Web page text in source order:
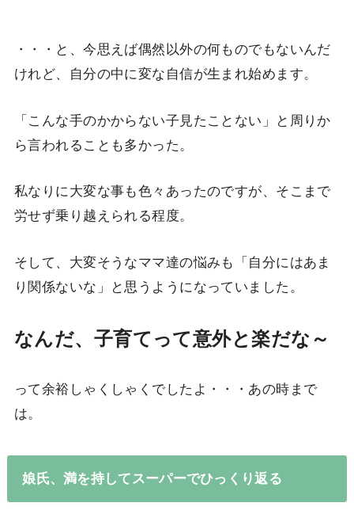
・・・と、今思えば偶然以外の何ものでもないんだ
けれど、自分の中に変な自信が生まれ始めます。
「こんな手のかからない子見たことない」と周りか
ら言われることも多かった。
私なりに大変な事も色々あったのですが、そこまで
労せず乗り越えられる程度。
そして、大変そうなママ達の悩みも「自分にはあま
り関係ないな」と思うようになっていました。
なんだ、子育てって意外と楽だな～
って余裕しゃくしゃくでしたよ・・・あの時まで
は。
娘氏、満を持してスーパーでひっくり返る